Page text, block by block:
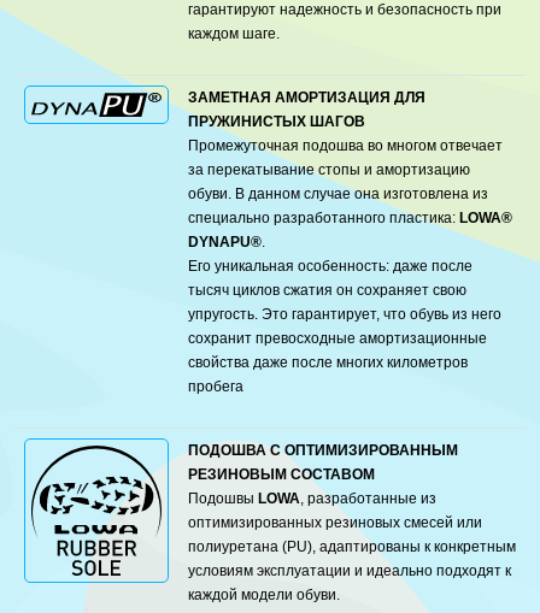
гарантируют надежность и безопасность при
каждом шаге.
ЗАМЕТНАЯ АМОРТИЗАЦИЯ ДЛЯ
ПРУЖИНИСТЫХ ШАГОВ
Промежуточная подошва во многом отвечает
за перекатывание стопы и амортизацию
обуви. В данном случае она изготовлена из
специально разработанного пластика: LOWA®
DYNAPU®.
Его уникальная особенность: даже после
тысяч циклов сжатия он сохраняет свою
упругость. Это гарантирует, что обувь из него
сохранит превосходные амортизационные
свойства даже после многих километров
пробега
ПОДОШВА С ОПТИМИЗИРОВАННЫМ
РЕЗИНОВЫМ СОСТАВОМ
Подошвы LOWA, разработанные из
оптимизированных резиновых смесей или
полиуретана (PU), адаптированы к конкретным
условиям эксплуатации и идеально подходят к
каждой модели обуви.